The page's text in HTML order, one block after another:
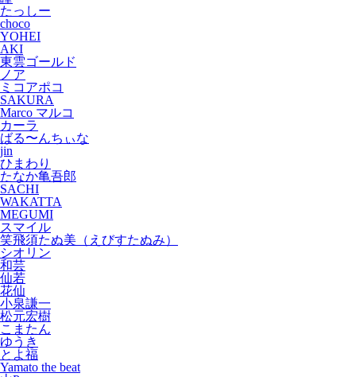
たっしー
choco
YOHEI
AKI
東雲ゴールド
ノア
ミコアポコ
SAKURA
Marco マルコ
カーラ
ばる〜んちぃな
jin
ひまわり
たなか亀吾郎
SACHI
WAKATTA
MEGUMI
スマイル
笑飛須たぬ美（えびすたぬみ）
シオリン
和芸
仙若
花仙
小泉謙一
松元宏樹
こまたん
ゆうき
とよ福
Yamato the beat